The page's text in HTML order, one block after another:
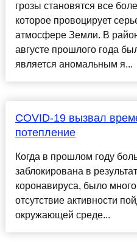
грозы становятся все
которое провоцирует
атмосфере Земли. В
августе прошлого года
является аномальным я...
COVID-19 вызвал
потепление
Когда в прошлом году
заблокирована в
коронавируса, было
отсутствие активности
окружающей среде...